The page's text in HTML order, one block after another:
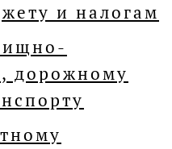
и налогам
дорожному